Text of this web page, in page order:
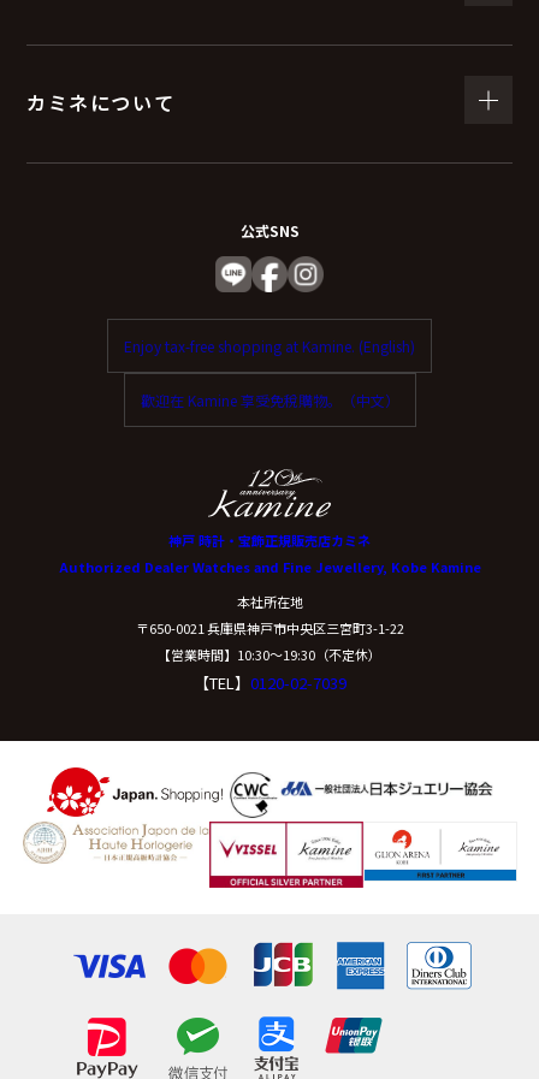
カミネについて
公式SNS
Enjoy tax-free shopping at Kamine. (English)
歡迎在 Kamine 享受免稅購物。（中文）
神戸 時計・宝飾正規販売店カミネ
Authorized Dealer Watches and Fine Jewellery, Kobe Kamine
本社所在地
〒650-0021 兵庫県神戸市中央区三宮町3-1-22
【営業時間】10:30〜19:30（不定休）
【TEL】 0120-02-7039